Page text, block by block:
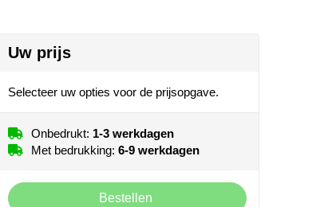
Uw prijs
Selecteer uw opties voor de prijsopgave.
Onbedrukt: 1-3 werkdagen
Met bedrukking: 6-9 werkdagen
Bestellen